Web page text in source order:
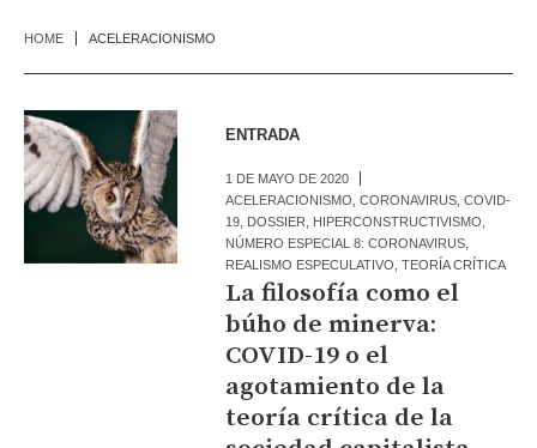
HOME ACELERACIONISMO
ENTRADA
1 DE MAYO DE 2020
ACELERACIONISMO ,CORONAVIRUS ,COVID-
19 DOSSIER HIPERCONSTRUCTIVISMO
NÚMERO ESPECIAL 8: CORONAVIRUS
REALISMO ESPECULATIVO ,TEORÍA CRÍTICA
La filosofía como el
búho de minerva:
COVID-19 o el
agotamiento de la
teoría crítica de la